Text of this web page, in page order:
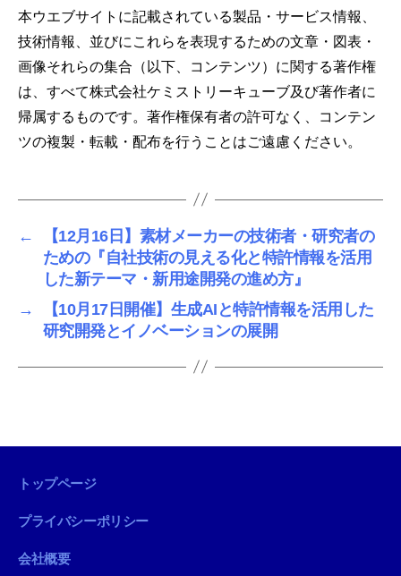
本ウエブサイトに記載されている製品・サービス情報、
技術情報、並びにこれらを表現するための文章・図表・
画像それらの集合（以下、コンテンツ）に関する著作権
は、すべて株式会社ケミストリーキューブ及び著作者に
帰属するものです。著作権保有者の許可なく、コンテン
ツの複製・転載・配布を行うことはご遠慮ください。
←
【12月16日】素材メーカーの技術者・研究者の
ための『自社技術の見える化と特許情報を活用
した新テーマ・新用途開発の進め方』
→
【10月17日開催】生成AIと特許情報を活用した
研究開発とイノベーションの展開
トップページ
プライバシーポリシー
会社概要